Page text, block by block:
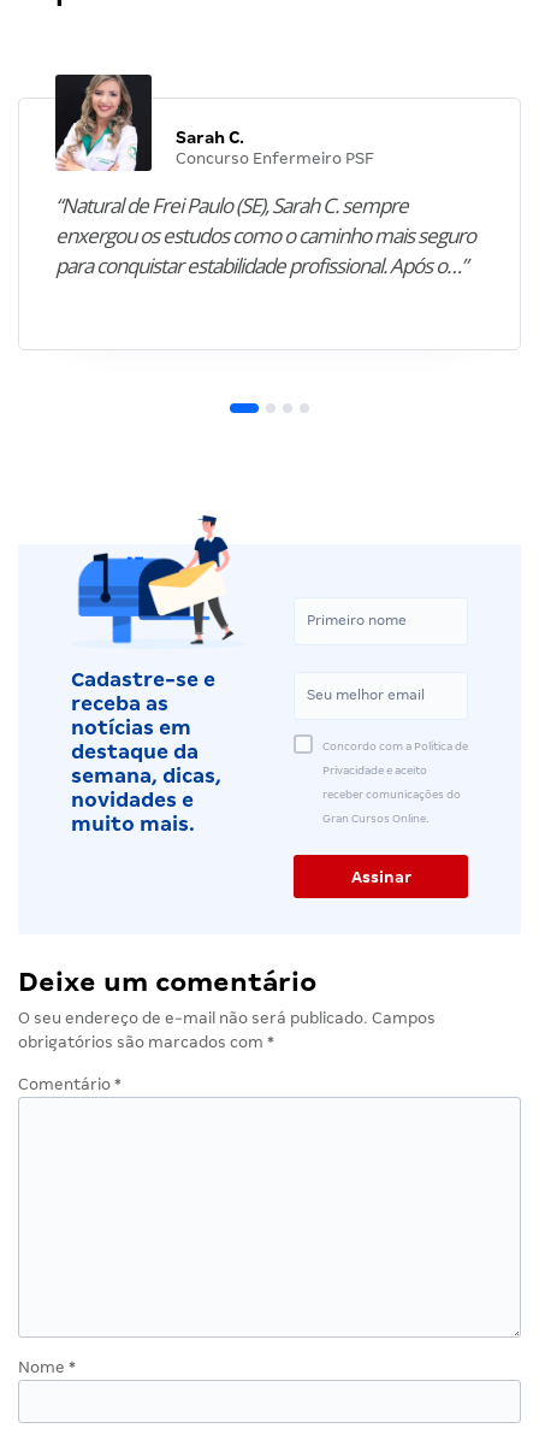
Sarah C.
Concurso Enfermeiro PSF
“Natural de Frei Paulo (SE), Sarah C. sempre
enxergou os estudos como o caminho mais seguro
para conquistar estabilidade profissional. Após o…”
Cadastre-se e
receba as
notícias em
destaque da
semana, dicas,
novidades e
muito mais.
Concordo com a Política de
Privacidade e aceito
receber comunicações do
Gran Cursos Online.
Deixe um comentário
O seu endereço de e-mail não será publicado. Campos
obrigatórios são marcados com *
Comentário *
Nome *